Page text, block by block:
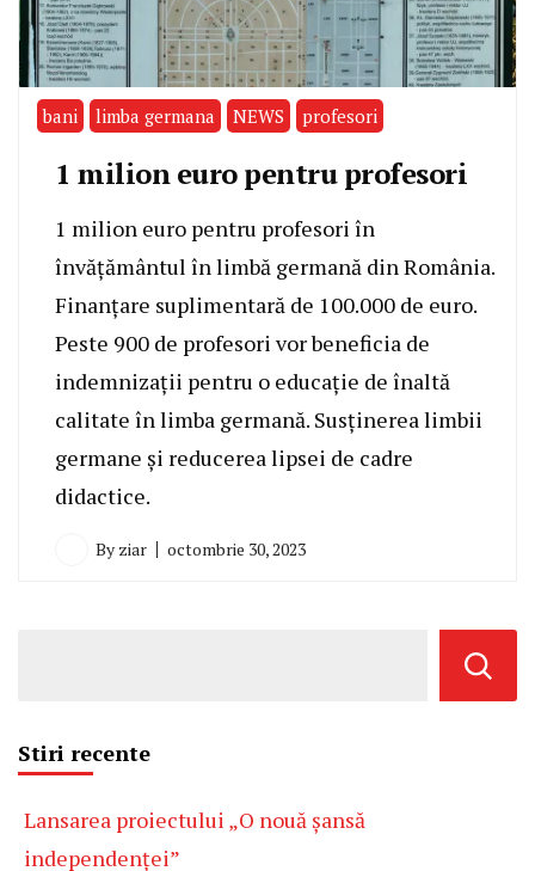
bani limba germana NEWS profesori
1 milion euro pentru profesori
1 milion euro pentru profesori în
învățământul în limbă germană din România.
Finanțare suplimentară de 100.000 de euro.
Peste 900 de profesori vor beneficia de
indemnizații pentru o educație de înaltă
calitate în limba germană. Susținerea limbii
germane și reducerea lipsei de cadre
didactice.
By ziar octombrie 30, 2023
Stiri recente
Lansarea proiectului „O nouă șansă
independenței”